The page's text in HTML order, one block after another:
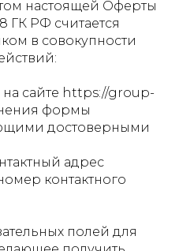
настоящей Оферты
ГК РФ считается
в совокупности
⠀
на сайте https://group-
формы
достоверными
адрес
контактного
полей для